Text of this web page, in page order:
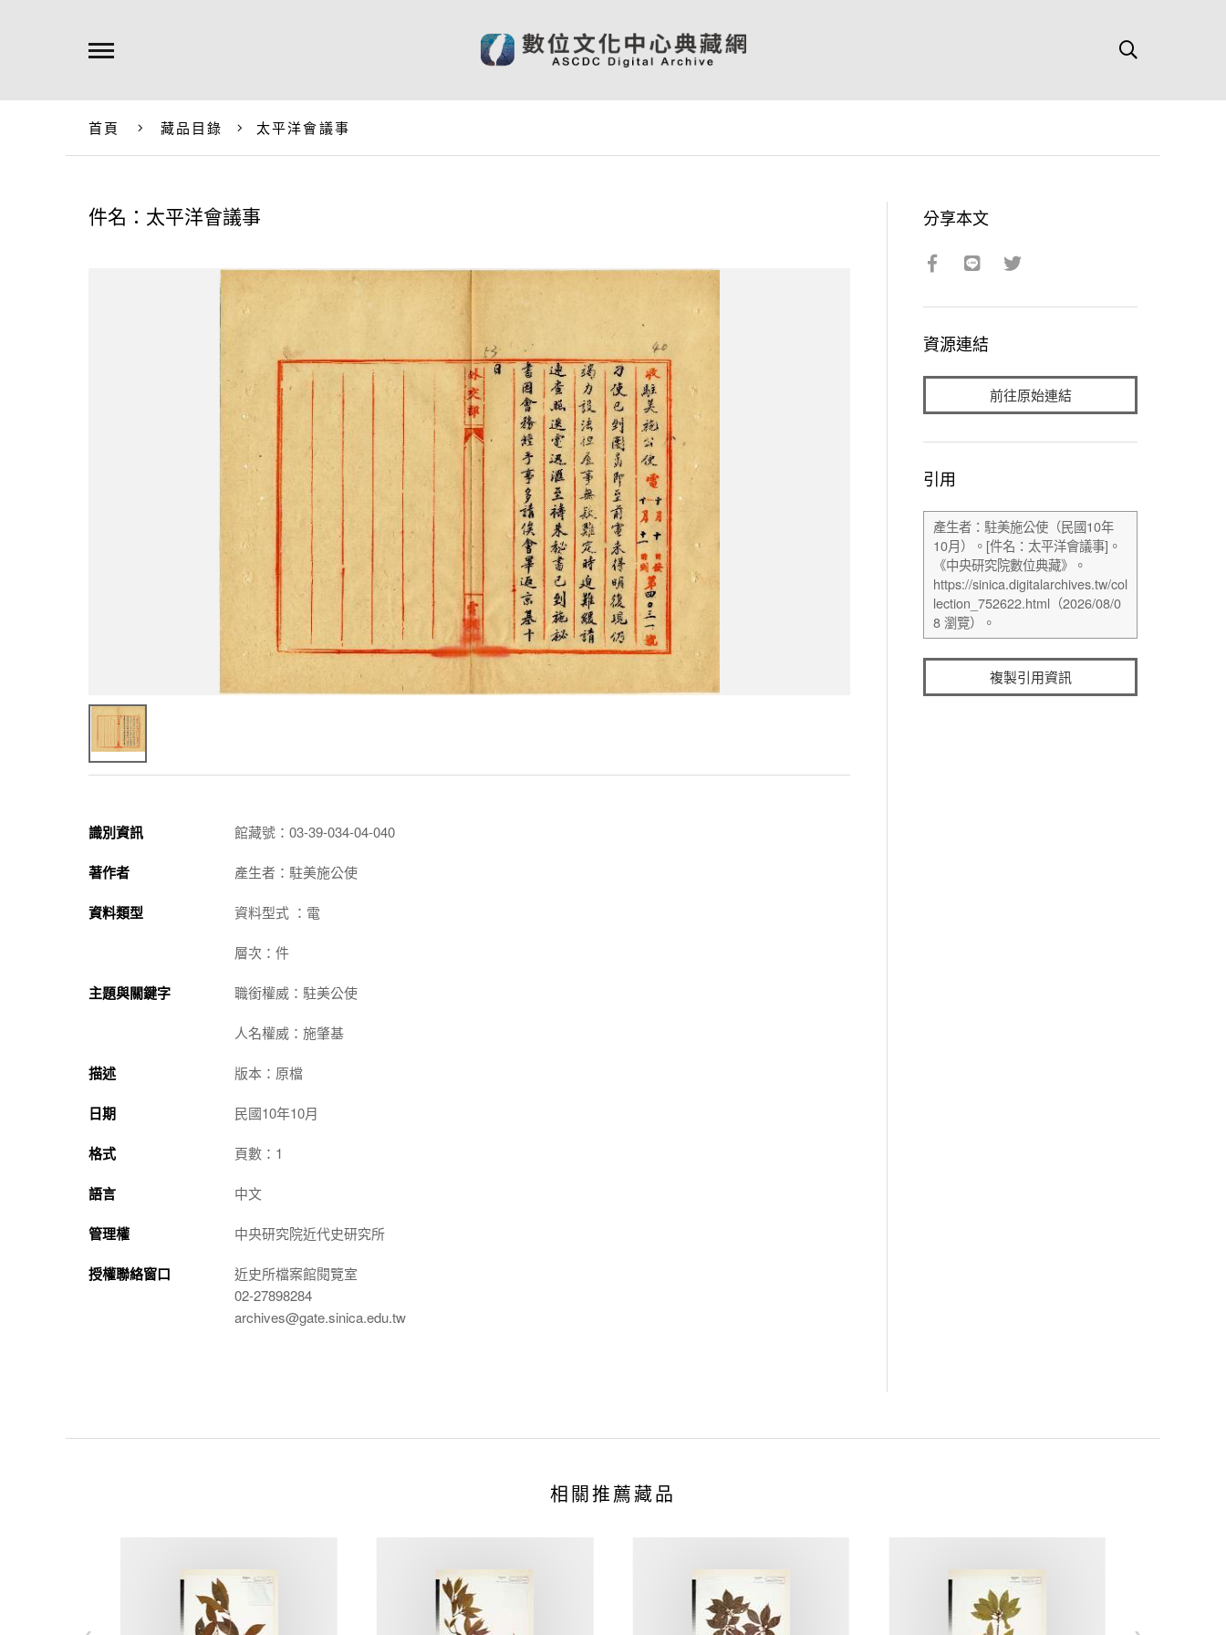
首頁 藏品目錄 太平洋會議事
件名：太平洋會議事
識別資訊 館藏號：03-39-034-04-040
著作者 產生者：駐美施公使
資料類型 資料型式 ：電
層次：件
主題與關鍵字 職銜權威：駐美公使
人名權威：施肇基
描述 版本：原檔
日期 民國10年10月
格式 頁數：1
語言 中文
管理權 中央研究院近代史研究所
授權聯絡窗口
近史所檔案館閱覽室
02-27898284
archives@gate.sinica.edu.tw
分享本文
資源連結
前往原始連結
引用
複製引用資訊
相關推薦藏品